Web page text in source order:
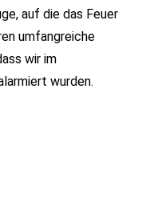
auf die das Feuer
umfangreiche
wir im
wurden.